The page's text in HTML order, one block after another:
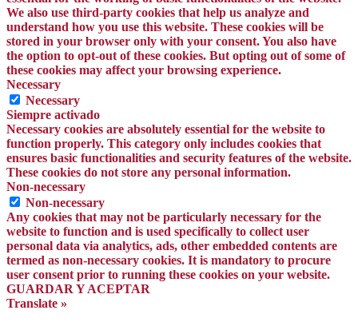
We also use third-party cookies that help us analyze and
understand how you use this website. These cookies will be
stored in your browser only with your consent. You also have
the option to opt-out of these cookies. But opting out of some of
these cookies may affect your browsing experience.
Necessary
Necessary
Siempre activado
Necessary cookies are absolutely essential for the website to
function properly. This category only includes cookies that
ensures basic functionalities and security features of the website.
These cookies do not store any personal information.
Non-necessary
Non-necessary
Any cookies that may not be particularly necessary for the
website to function and is used specifically to collect user
personal data via analytics, ads, other embedded contents are
termed as non-necessary cookies. It is mandatory to procure
user consent prior to running these cookies on your website.
GUARDAR Y ACEPTAR
Translate »